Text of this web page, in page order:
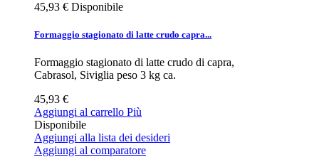
45,93 € Disponibile
Formaggio stagionato di latte crudo capra...
Formaggio stagionato di latte crudo di capra,
Cabrasol, Siviglia peso 3 kg ca.
45,93 €
Aggiungi al carrello Più
Disponibile
Aggiungi alla lista dei desideri
Aggiungi al comparatore